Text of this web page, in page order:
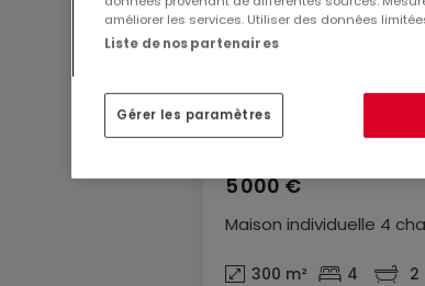
Maison individuelle 4
5 000 €
300 m² 4 2
améliorer les services. Utiliser des données
Liste de nos partenaires
Gérer les paramètres